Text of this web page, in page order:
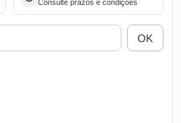
Consulte prazos e condições
OK